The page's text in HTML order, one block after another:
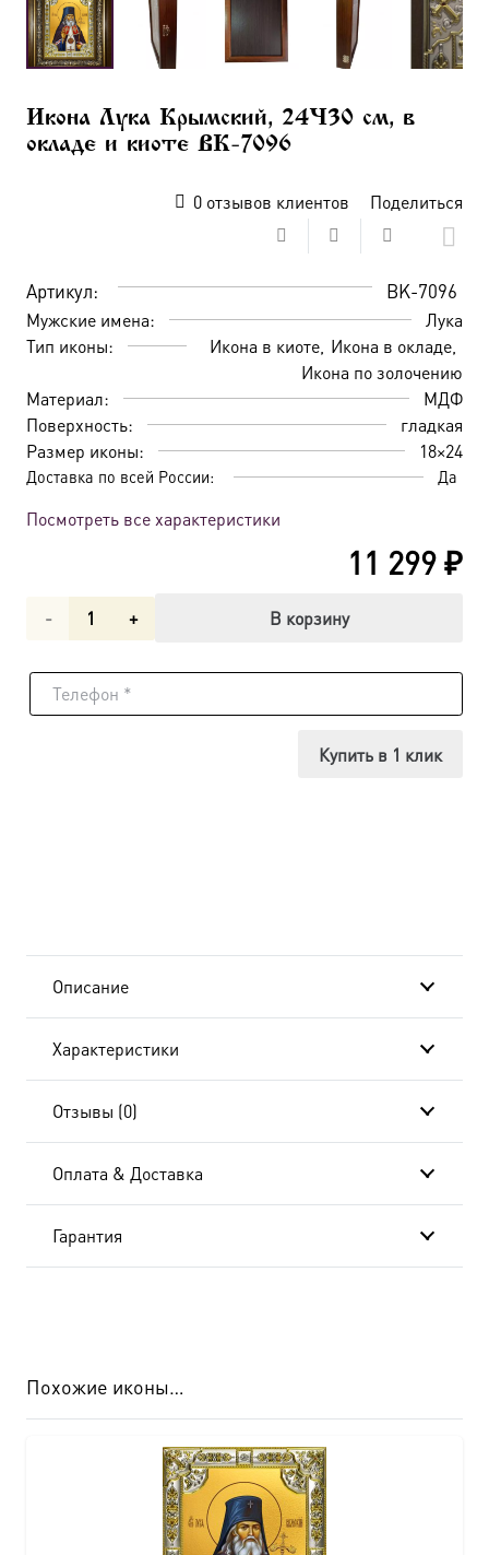
Икона Лука Крымский, 24×30 см, в
окладе и киоте BK-7096
0отзывов клиентов Поделиться
Артикул: BK-7096
Мужские имена:
Лука
Тип иконы:
Икона в киоте Икона в окладе
Икона по золочению
Материал:
МДФ
Поверхность:
гладкая
Размер иконы:
18×24
Доставка по всей России: Да
Посмотреть все характеристики
11 299₽
Количество
Икона
BK-
В корзину
Купить в 1 клик
Описание
Характеристики
Отзывы (0)
Оплата & Доставка
Гарантия
Похожие иконы…